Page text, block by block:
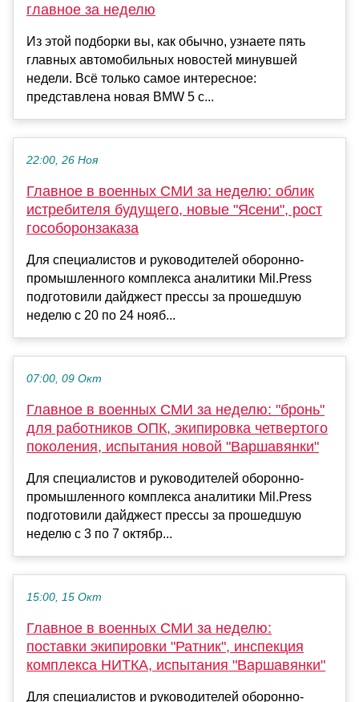
главное за неделю
Из этой подборки вы, как обычно, узнаете пять
главных автомобильных новостей минувшей
недели. Всё только самое интересное:
представлена новая BMW 5 с...
22:00, 26 Ноя
Главное в военных СМИ за неделю: облик
истребителя будущего, новые "Ясени", рост
гособоронзаказа
Для специалистов и руководителей оборонно-
промышленного комплекса аналитики Mil.Press
подготовили дайджест прессы за прошедшую
неделю с 20 по 24 нояб...
07:00, 09 Окт
Главное в военных СМИ за неделю: "бронь"
для работников ОПК, экипировка четвертого
поколения, испытания новой "Варшавянки"
Для специалистов и руководителей оборонно-
промышленного комплекса аналитики Mil.Press
подготовили дайджест прессы за прошедшую
неделю с 3 по 7 октябр...
15:00, 15 Окт
Главное в военных СМИ за неделю:
поставки экипировки "Ратник", инспекция
комплекса НИТКА, испытания "Варшавянки"
Для специалистов и руководителей оборонно-